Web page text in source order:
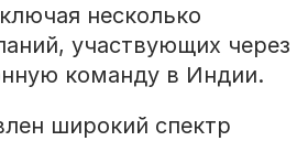
несколько
участвующих через
команду в Индии.
широкий спектр